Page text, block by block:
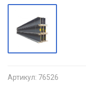
Артикул: 76526